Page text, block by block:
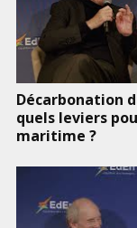
Décarbonation
quels leviers
maritime ?